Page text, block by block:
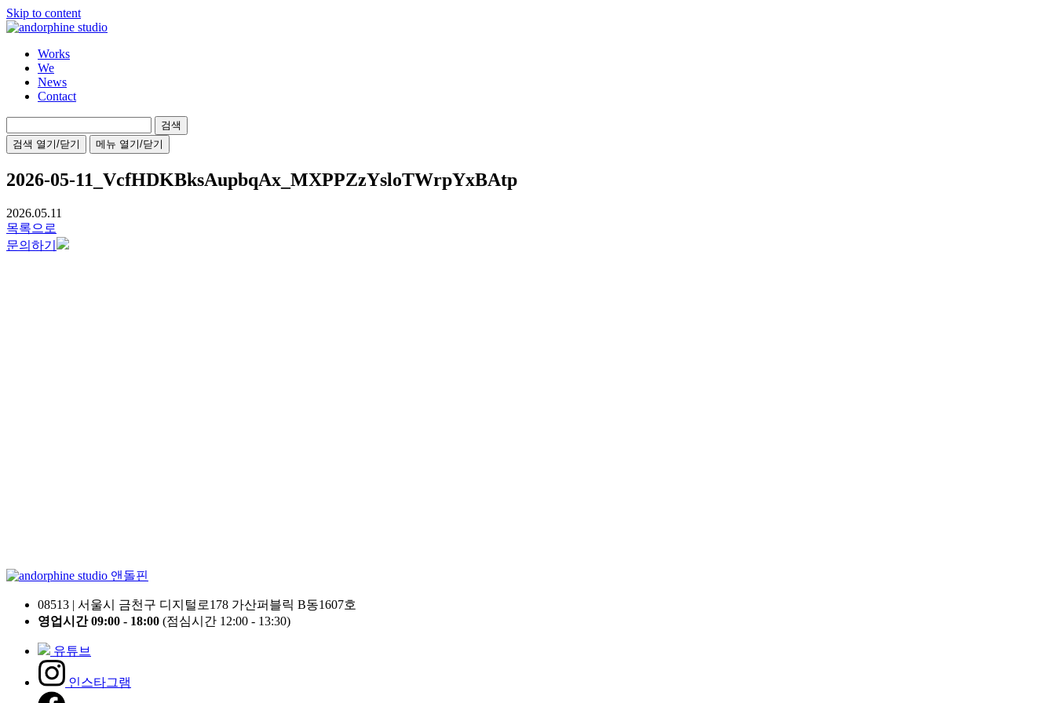
Skip to content
Works
We
News
Contact
색:검색 열기/닫기 메뉴 열기/닫기
2026-05-11_VcfHDKBksAupbqAx_MXPPZzYsloTWrpYxBAtp
2026.05.11
목록으로
문의하기
앤돌핀
08513 | 서울시 금천구 디지털로178 가산퍼블릭 B동1607호
영업시간 09:00 - 18:00 (점심시간 12:00 - 13:30)
유튜브
인스타그램